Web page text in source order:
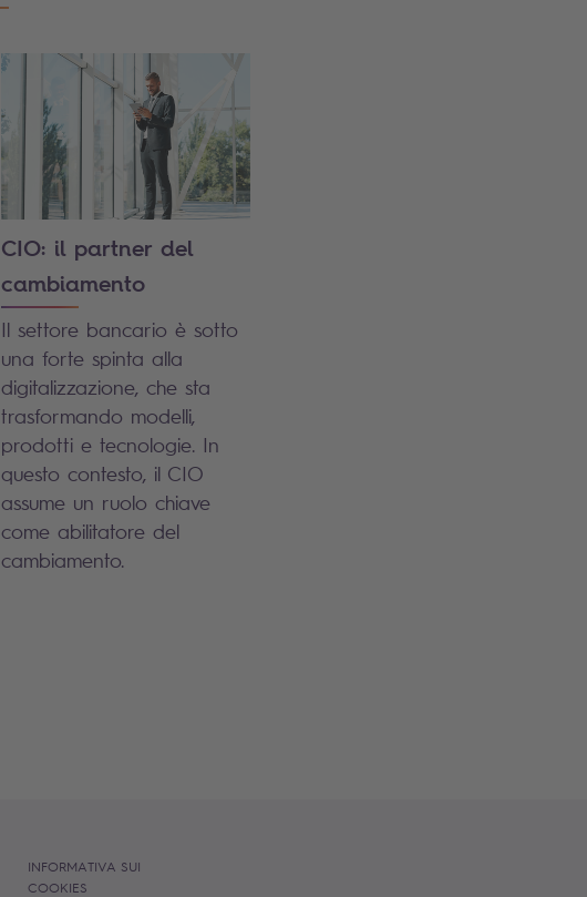
CIO: il partner del
cambiamento
Il settore bancario è sotto
una forte spinta alla
digitalizzazione, che sta
trasformando modelli,
prodotti e tecnologie. In
questo contesto, il CIO
assume un ruolo chiave
come abilitatore del
cambiamento.
INFORMATIVA SUI
COOKIES